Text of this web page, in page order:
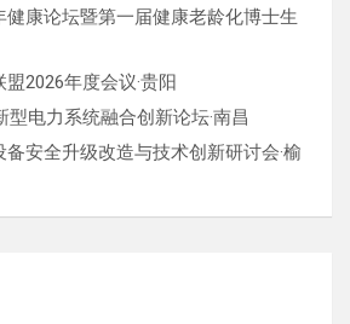
康论坛暨第一届健康老龄化博士生
2026年度会议·贵阳
电力系统融合创新论坛·南昌
安全升级改造与技术创新研讨会·榆